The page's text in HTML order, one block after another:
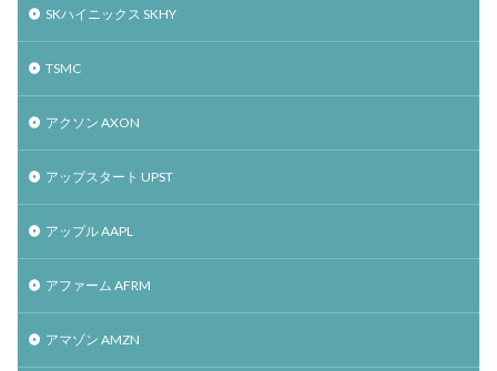
SKハイニックス SKHY
TSMC
アクソン AXON
アップスタート UPST
アップル AAPL
アファーム AFRM
アマゾン AMZN